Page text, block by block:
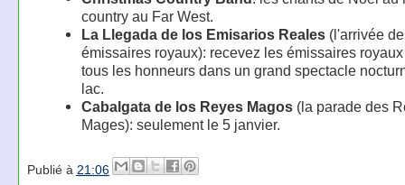
country au Far West.
La Llegada de los Emisarios Reales(l'arrivée
émissaires royaux): recevez les émissaires
tous les honneurs dans un grand spectacle
lac.
Cabalgata de los Reyes Magos(la parade des
Mages): seulement le 5 janvier.
Publié à 21:06